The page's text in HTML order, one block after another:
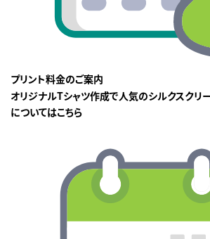
プリント料金のご案内
オリジナルTシャツ作成で人気のシルクスクリ
についてはこちら